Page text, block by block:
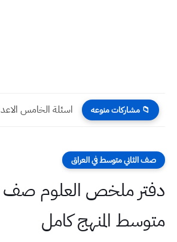
📁 مشاركات منوعه
صف الثاني متوسط في العراق
دفتر ملخص العلوم صف
متوسط المنهج كامل